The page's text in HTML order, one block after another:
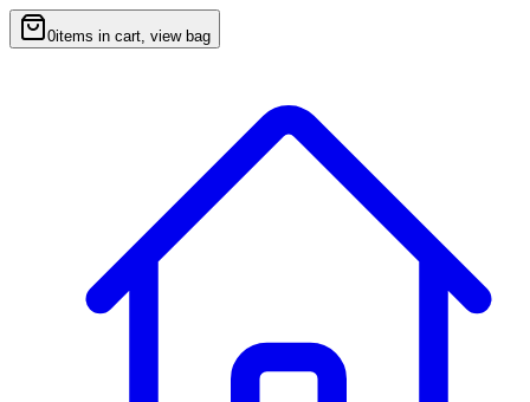
0items in cart, view bag